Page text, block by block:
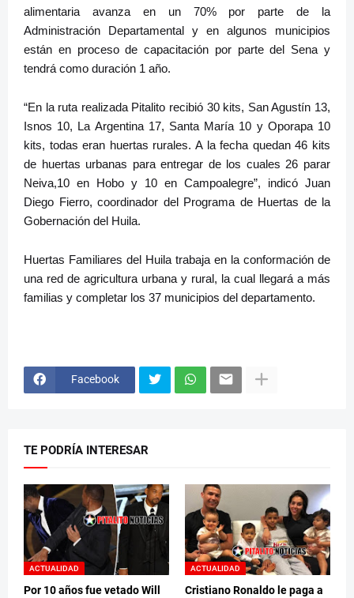
alimentaria avanza en un 70% por parte de la
Administración Departamental y en algunos municipios
están en proceso de capacitación por parte del Sena y
tendrá como duración 1 año.
“En la ruta realizada Pitalito recibió 30 kits, San Agustín 13,
Isnos 10, La Argentina 17, Santa María 10 y Oporapa 10
kits, todas eran huertas rurales. A la fecha quedan 46 kits
de huertas urbanas para entregar de los cuales 26 parar
Neiva,10 en Hobo y 10 en Campoalegre”, indicó Juan
Diego Fierro, coordinador del Programa de Huertas de la
Gobernación del Huila.
Huertas Familiares del Huila trabaja en la conformación de
una red de agricultura urbana y rural, la cual llegará a más
familias y completar los 37 municipios del departamento.
Facebook
TE PODRÍA INTERESAR
ACTUALIDAD
Por 10 años fue vetado Will
ACTUALIDAD
Cristiano Ronaldo le paga a